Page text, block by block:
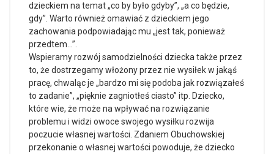
dzieckiem na temat „co by było gdyby”, „a co będzie,
gdy”. Warto również omawiać z dzieckiem jego
zachowania podpowiadając mu „jest tak, ponieważ
przedtem…”.
Wspieramy rozwój samodzielności dziecka także przez
to, że dostrzegamy włożony przez nie wysiłek w jakąś
pracę, chwaląc je „bardzo mi się podoba jak rozwiązałeś
to zadanie”, „pięknie zagniotłeś ciasto” itp. Dziecko,
które wie, że może na wpływać na rozwiązanie
problemu i widzi owoce swojego wysiłku rozwija
poczucie własnej wartości. Zdaniem Obuchowskiej
przekonanie o własnej wartości powoduje, że dziecko